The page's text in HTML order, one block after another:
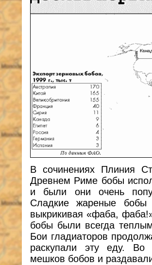
В сочинениях Плиния
Древнем Риме бобы
и были они очень
Сладкие жареные бобы
выкрикивая «фаба,
бобы были всегда
Бои гладиаторов
раскупали эту еду. Во
мешков бобов и